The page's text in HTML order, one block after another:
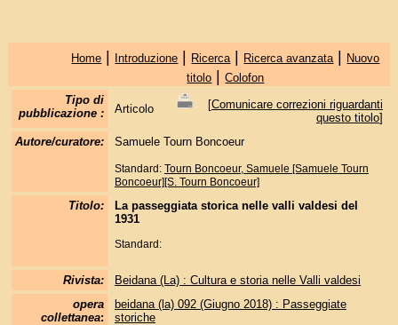
Home | Introduzione | Ricerca | Ricerca avanzata | Nuovo
titolo |Colofon
Tipo di
pubblicazione :
Articolo [Comunicare correzioni riguardanti
questo titolo]
Autore/curatore:
Samuele Tourn Boncoeur
Standard: Tourn Boncoeur, Samuele [Samuele Tourn
Boncoeur][S. Tourn Boncoeur]
Titolo:
La passeggiata storica nelle valli valdesi del
1931
Standard:
Rivista:
Beidana (La) : Cultura e storia nelle Valli valdesi
opera
collettanea:
beidana (la) 092 (Giugno 2018) : Passeggiate
storiche